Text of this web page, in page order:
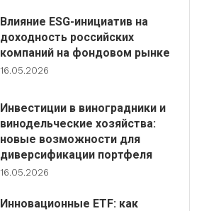
Влияние ESG-инициатив на
доходность российских
компаний на фондовом рынке
16.05.2026
Инвестиции в виноградники и
винодельческие хозяйства:
новые возможности для
диверсификации портфеля
16.05.2026
Инновационные ETF: как